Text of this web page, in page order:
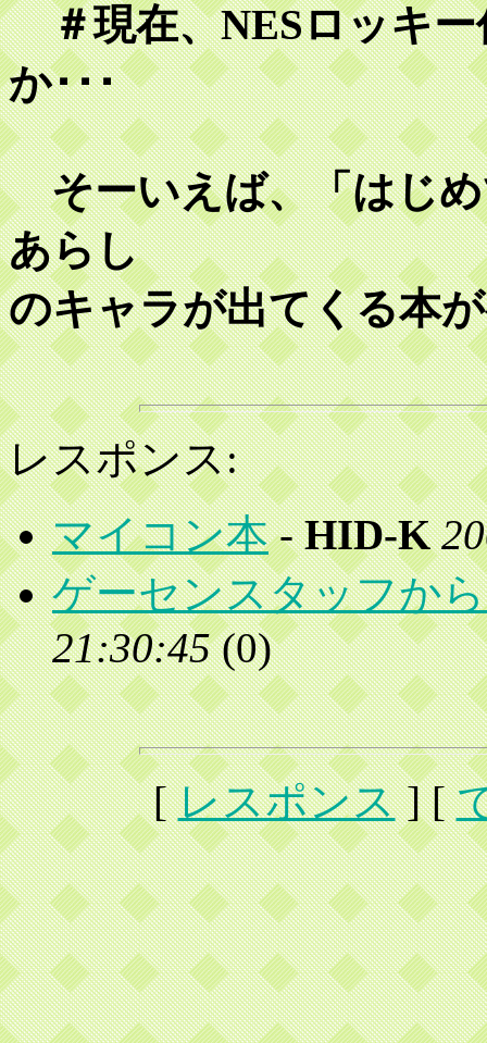
＃現在、NESロッキー
か･･･
そーいえば、「はじめ
あらし
のキャラが出てくる本
レスポンス:
マイコン本-HID-K
ゲーセンスタッフか
21:30:45(0)
[レスポンス] [